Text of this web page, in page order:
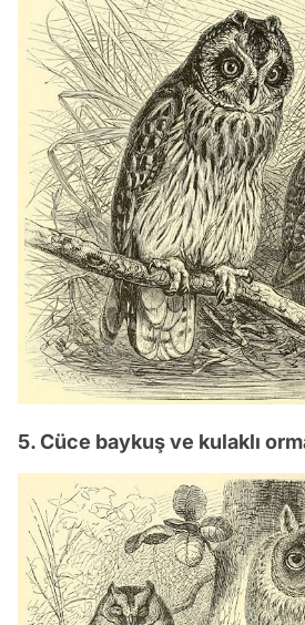
5. Cüce baykuş ve kulaklı